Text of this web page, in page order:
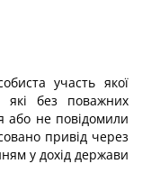
участь якої
які без поважних
або не повідомили
привід через
у дохід держави